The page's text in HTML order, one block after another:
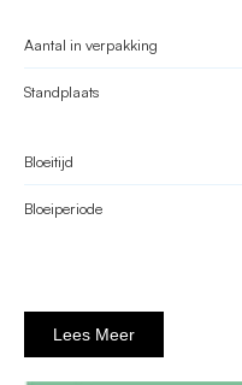
Aantal in verpakking
Standplaats
Bloeitijd
Bloeiperiode
Lees Meer